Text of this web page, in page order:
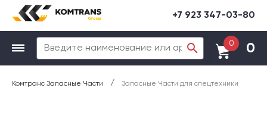
+7 923 347-03-80
0 0
Комтранс Запасные Части / Запасные Части для спецтехники